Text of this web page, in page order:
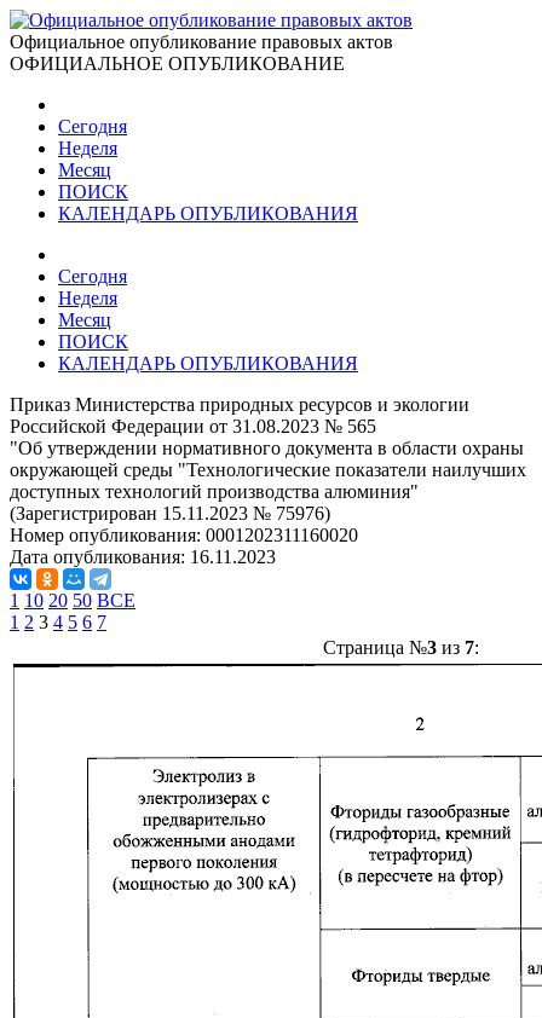
Официальное опубликование правовых актов
ОФИЦИАЛЬНОЕ ОПУБЛИКОВАНИЕ
Сегодня
Неделя
Месяц
ПОИСК
КАЛЕНДАРЬ ОПУБЛИКОВАНИЯ
Сегодня
Неделя
Месяц
ПОИСК
КАЛЕНДАРЬ ОПУБЛИКОВАНИЯ
Приказ Министерства природных ресурсов и экологии
Российской Федерации от 31.08.2023 № 565
"Об утверждении нормативного документа в области охраны
окружающей среды "Технологические показатели наилучших
доступных технологий производства алюминия"
(Зарегистрирован 15.11.2023 № 75976)
Номер опубликования: 0001202311160020
Дата опубликования: 16.11.2023
1 10 20 50 ВСЕ
1 2 3 4 5 6 7
Страница №3из 7: